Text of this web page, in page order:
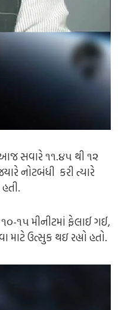
આજ સવારે ૧૧.૪૫ થી ૧૨
નોટબંધી કરી ત્યારે
૧૫ મીનીટમાં ફેલાઈ ગઈ,
ઉત્સુક થઇ રહ્યો હતો.